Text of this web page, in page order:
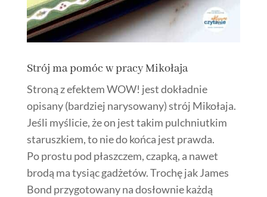
Strój ma pomóc w pracy Mikołaja
Stroną z efektem WOW! jest dokładnie
opisany (bardziej narysowany) strój Mikołaja.
Jeśli myślicie, że on jest takim pulchniutkim
staruszkiem, to nie do końca jest prawda.
Po prostu pod płaszczem, czapką, a nawet
brodą ma tysiąc gadżetów. Trochę jak James
Bond przygotowany na dosłownie każdą